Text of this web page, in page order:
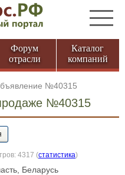
Форум
отрасли
Каталог
компаний
№40315
№40315
4317 (статистика)
Беларусь